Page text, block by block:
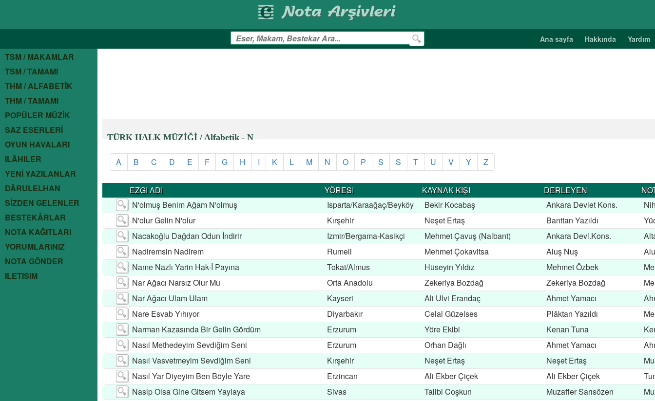
Ana sayfa Hakkında Yardım
TSM / MAKAMLAR
TSM / TAMAMI
THM / ALFABETİK
THM / TAMAMI
POPÜLER MÜZİK
SAZ ESERLERİ
OYUN HAVALARI
ILÂHILER
YENİ YAZILANLAR
DÂRULELHAN
SİZDEN GELENLER
BESTEKÂRLAR
NOTA KAĞITLARI
YORUMLARINIZ
NOTA GÖNDER
ILETISIM
TÜRK HALK MÜZİĞİ / Alfabetik - N
A B C D E F G H I K L M N O P S S T U V Y Z
EZGI ADI YÖRESI KAYNAK KIŞI DERLEYEN
N'olmuş Benim Ağam N'olmuş
Isparta/Karaağaç/Beyköy Bekir Kocabaş Ankara Devlet Kons.
N'olur Gelin N'olur
Kırşehir Neşet Ertaş Banttan Yazıldı
Nacakoğlu Dağdan Odun İndirir
Izmir/Bergama-Kasikçi Mehmet Çavuş (Nalbant) Ankara Devl.Kons.
Nadiremsin Nadirem
Rumeli Mehmet Çokavitsa Aluş Nuş
Name Nazlı Yarin Hak-İ Payına
Tokat/Almus Hüseyin Yıldız Mehmet Özbek
Nar Ağacı Narsız Olur Mu
Orta Anadolu Zekeriya Bozdağ Zekeriya Bozdağ
Nar Ağacı Ulam Ulam
Kayseri Ali Ulvi Erandaç Ahmet Yamacı
Nare Esvab Yıhıyor
Diyarbakır Celal Güzelses Plâktan Yazıldı
Narman Kazasında Bir Gelin Gördüm
Erzurum Yöre Ekibi Kenan Tuna
Nasıl Methedeyim Sevdiğim Seni
Erzurum Orhan Dağlı Ahmet Yamacı
Nasıl Vasvetmeyim Sevdiğim Seni
Kırşehir Neşet Ertaş Neşet Ertaş
Nasıl Yar Diyeyim Ben Böyle Yare
Erzincan Ali Ekber Çiçek Ali Ekber Çiçek
Nasip Olsa Gine Gitsem Yaylaya
Sivas Talibi Coşkun Muzaffer Sarısözen